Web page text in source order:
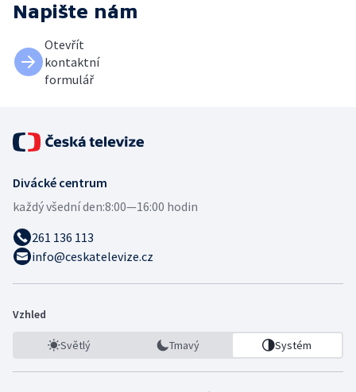
Napište nám
Otevřít
kontaktní
formulář
Divácké centrum
každý všední den:8:00—16:00 hodin
261 136 113
info@ceskatelevize.cz
Vzhled
Světlý Tmavý Systém